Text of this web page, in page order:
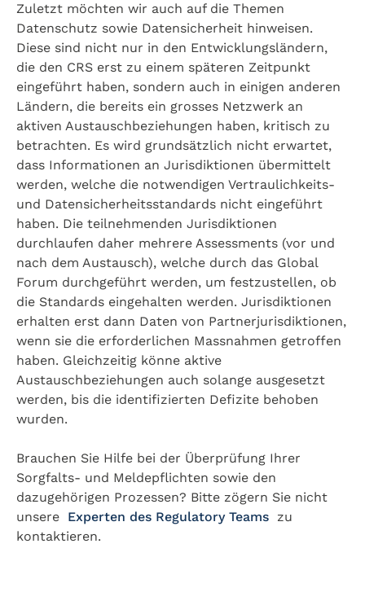
Zuletzt möchten wir auch auf die Themen
Datenschutz sowie Datensicherheit hinweisen.
Diese sind nicht nur in den Entwicklungsländern,
die den CRS erst zu einem späteren Zeitpunkt
eingeführt haben, sondern auch in einigen anderen
Ländern, die bereits ein grosses Netzwerk an
aktiven Austauschbeziehungen haben, kritisch zu
betrachten. Es wird grundsätzlich nicht erwartet,
dass Informationen an Jurisdiktionen übermittelt
werden, welche die notwendigen Vertraulichkeits-
und Datensicherheitsstandards nicht eingeführt
haben. Die teilnehmenden Jurisdiktionen
durchlaufen daher mehrere Assessments (vor und
nach dem Austausch), welche durch das Global
Forum durchgeführt werden, um festzustellen, ob
die Standards eingehalten werden. Jurisdiktionen
erhalten erst dann Daten von Partnerjurisdiktionen,
wenn sie die erforderlichen Massnahmen getroffen
haben. Gleichzeitig könne aktive
Austauschbeziehungen auch solange ausgesetzt
werden, bis die identifizierten Defizite behoben
wurden.
Brauchen Sie Hilfe bei der Überprüfung Ihrer
Sorgfalts- und Meldepflichten sowie den
dazugehörigen Prozessen? Bitte zögern Sie nicht
unsere Experten des Regulatory Teams zu
kontaktieren.